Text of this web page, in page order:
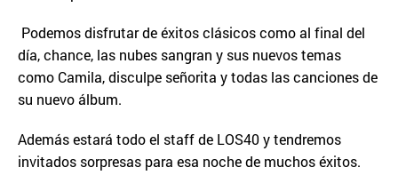
Podemos disfrutar de éxitos clásicos como al final del
día, chance, las nubes sangran y sus nuevos temas
como Camila, disculpe señorita y todas las canciones de
su nuevo álbum.
Además estará todo el staff de LOS40 y tendremos
invitados sorpresas para esa noche de muchos éxitos.